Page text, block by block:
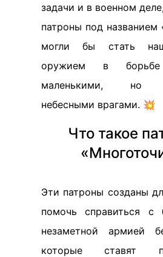
задачи и в военном
патроны под названием
могли бы стать
оружием в
маленькими, но
небесными врагами. 💥
Что такое
Эти патроны созданы
помочь справиться с
незаметной армией
которые ставят